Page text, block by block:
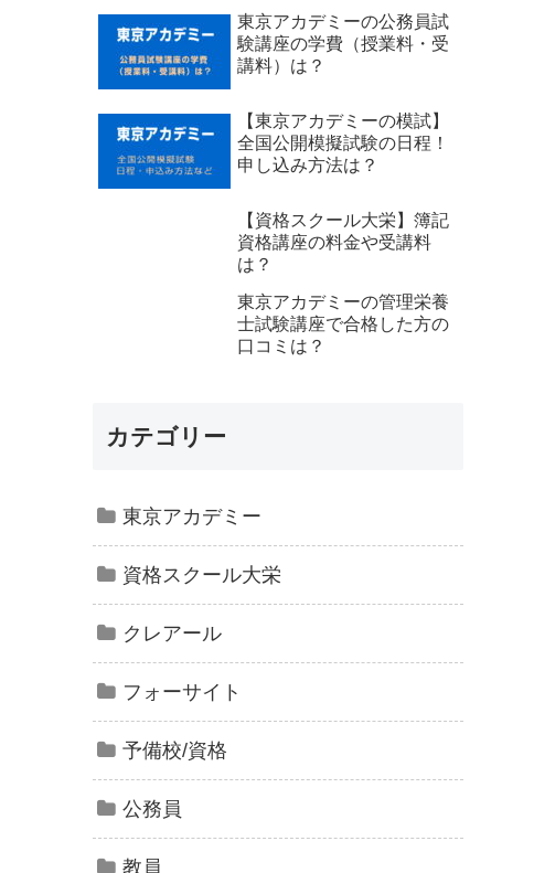
東京アカデミーの公務員試
験講座の学費（授業料・受
講料）は？
【東京アカデミーの模試】
全国公開模擬試験の日程！
申し込み方法は？
【資格スクール大栄】簿記
資格講座の料金や受講料
は？
東京アカデミーの管理栄養
士試験講座で合格した方の
口コミは？
カテゴリー
東京アカデミー
資格スクール大栄
クレアール
フォーサイト
予備校/資格
公務員
教員